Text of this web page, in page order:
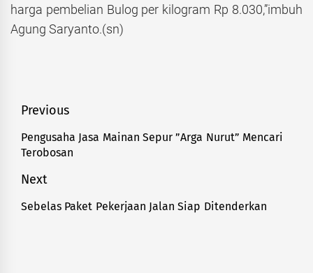
harga pembelian Bulog per kilogram Rp 8.030,”imbuh
Agung Saryanto.(sn)
Navigasi
pos
Previous
Previous
post:
Pengusaha Jasa Mainan Sepur ”Arga Nurut” Mencari
Terobosan
Next
Next
Sebelas Paket Pekerjaan Jalan Siap Ditenderkan